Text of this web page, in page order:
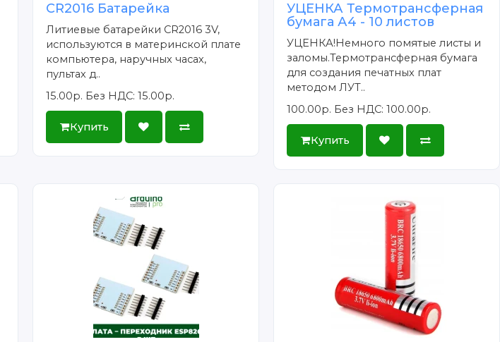
CR2016 Батарейка
Литиевые батарейки CR2016 3V,
используются в материнской плате
компьютера, наручных часах,
пультах д..
15.00р. Без НДС: 15.00р.
Купить
УЦЕНКА Термотрансферная
бумага А4 - 10 листов
УЦЕНКА!Немного помятые листы и
заломы.Термотрансферная бумага
для создания печатных плат
методом ЛУТ..
100.00р. Без НДС: 100.00р.
Купить